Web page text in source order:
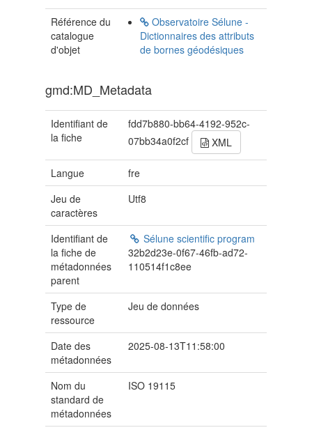
Référence du
catalogue
d'objet
Observatoire Sélune -
Dictionnaires des attributs
de bornes géodésiques
gmd:MD_Metadata
Identifiant de
la fiche
fdd7b880-bb64-4192-952c-
07bb34a0f2cf
XML
Langue
fre
Jeu de
caractères
Utf8
Identifiant de
la fiche de
métadonnées
parent
Sélune scientific program
32b2d23e-0f67-46fb-ad72-
110514f1c8ee
Type de
ressource
Jeu de données
Date des
métadonnées
2025-08-13T11:58:00
Nom du
standard de
métadonnées
ISO 19115